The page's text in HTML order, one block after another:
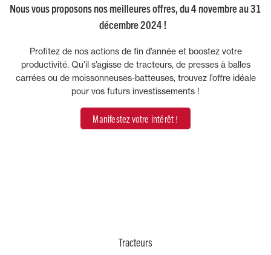
Nous vous proposons nos meilleures offres, du 4 novembre au 31
décembre 2024 !
Profitez de nos actions de fin d’année et boostez votre
productivité. Qu’il s’agisse de tracteurs, de presses à balles
carrées ou de moissonneuses-batteuses, trouvez l’offre idéale
pour vos futurs investissements !
Manifestez votre intérêt !
Tracteurs